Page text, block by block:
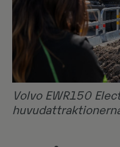
Volvo EWR150